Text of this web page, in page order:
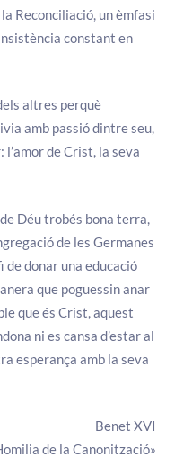
Reconciliació, un èmfasi
constant en
altres perquè
amb passió dintre seu,
l’amor de Crist, la seva
Déu trobés bona terra,
de les Germanes
de donar una educació
que poguessin anar
que és Crist, aquest
ni es cansa d’estar al
esperança amb la seva
Benet XVI
de la Canonització»